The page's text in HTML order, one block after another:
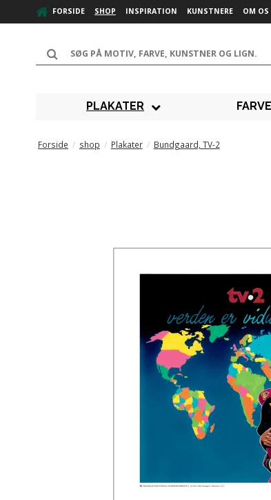
FORSIDE SHOP INSPIRATION KUNSTNERE OM OS
PLAKATER
Forside / shop / Plakater / Bundgaard, TV-2